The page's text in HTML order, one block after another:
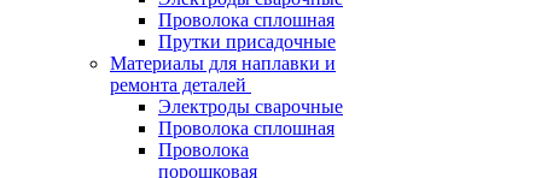
Проволока сплошная
Прутки присадочные
Материалы для наплавки и
ремонта деталей
Электроды сварочные
Проволока сплошная
Проволока
порошковая